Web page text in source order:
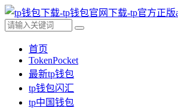
首页
TokenPocket
最新tp钱包
tp钱包闪汇
tp中国钱包